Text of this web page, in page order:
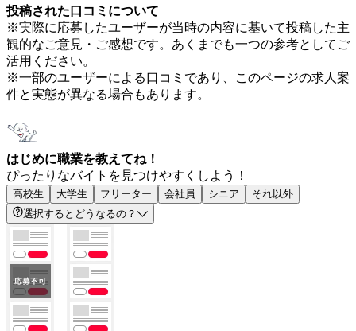
投稿された口コミについて
※実際に応募したユーザーが当時の内容に基いて投稿した主
観的なご意見・ご感想です。あくまでも一つの参考としてご
活用ください。
※一部のユーザーによる口コミであり、このページの求人案
件と実態が異なる場合もあります。
はじめに職業を教えてね！
ぴったりなバイトを見つけやすくしよう！
高校生 大学生 フリーター 会社員 シニア
それ以外
選択するとどうなるの？